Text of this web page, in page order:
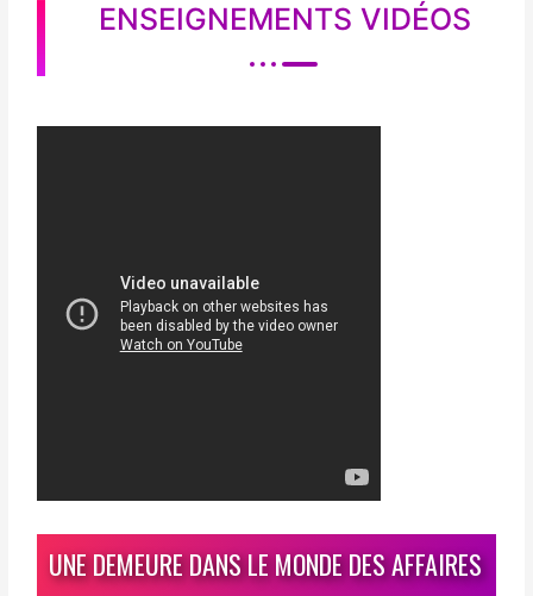
ENSEIGNEMENTS VIDÉOS
UNE DEMEURE DANS LE MONDE DES AFFAIRES